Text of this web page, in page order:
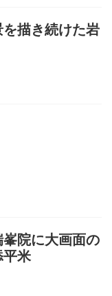
描き続けた岩
院に大画面の
平米